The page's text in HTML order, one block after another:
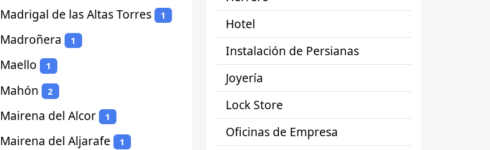
Madrigal de las Altas Torres 1
Madroñera 1
Maello 1
Mahón 2
Mairena del Alcor 1
Mairena del Aljarafe 1
Hotel
Instalación de Persianas
Joyería
Lock Store
Oficinas de Empresa